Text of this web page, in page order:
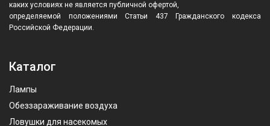
каких условиях не является публичной офертой,
определяемой положениями Статьи 437 Гражданского кодекса
Российской Федерации.
Каталог
Лампы
Обеззараживание воздуха
Ловушки для насекомых